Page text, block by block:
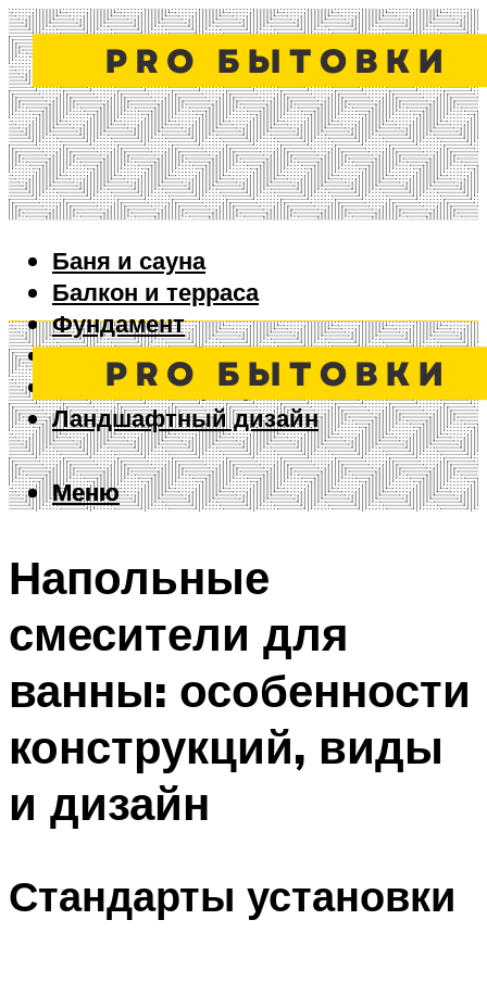
Баня и сауна
Балкон и терраса
Фундамент
Ворота и забор
Дизайн интерьера
Ландшафтный дизайн
Меню
Меню
Напольные
смесители для
ванны: особенности
конструкций, виды
и дизайн
Стандарты установки